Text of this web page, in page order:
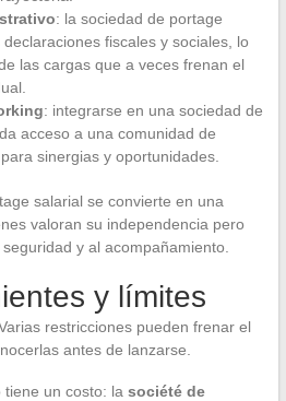
: la sociedad de portage
fiscales y sociales, lo
las cargas que a veces frenan el
: integrarse en una sociedad de
acceso a una comunidad de
sinergias y oportunidades.
salarial se convierte en una
valoran su independencia pero
y al acompañamiento.
y límites
restricciones pueden frenar el
antes de lanzarse.
tiene un costo: la société de